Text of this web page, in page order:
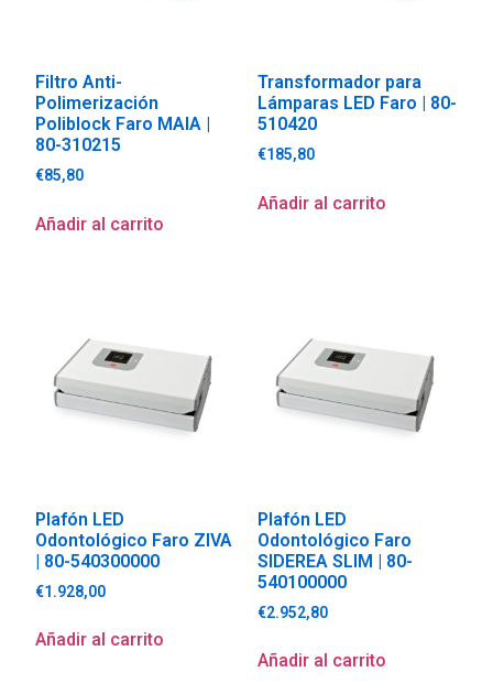
Filtro Anti-
Polimerización
Poliblock Faro MAIA |
80-310215
€85,80
Añadir al carrito
Transformador para
Lámparas LED Faro | 80-
510420
€185,80
Añadir al carrito
Plafón LED
Odontológico Faro ZIVA
| 80-540300000
€1.928,00
Añadir al carrito
Plafón LED
Odontológico Faro
SIDEREA SLIM | 80-
540100000
€2.952,80
Añadir al carrito